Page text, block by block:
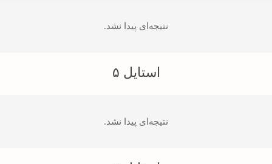
نتیجه‌ای پیدا نشد.
استایل ۵
نتیجه‌ای پیدا نشد.